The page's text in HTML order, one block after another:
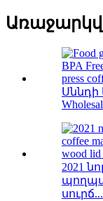
Սննդի
2021
սուրճ...